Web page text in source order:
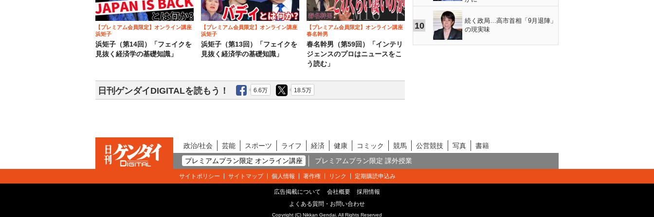
【プレミアム会員限定】オンライン講座
浜矩子
浜矩子（第14回）「フェイクを
見抜く経済学の基礎知識」
【プレミアム会員限定】オンライン講座
浜矩子
浜矩子（第13回）「フェイクを
見抜く経済学の基礎知識」
【プレミアム会員限定】オンライン講座
春名幹男
春名幹男（第59回）「インテリ
ジェンスのプロはニュースをこ
う読む」
日刊ゲンダイDIGITALを読もう！ 6.6万 18.5万
10
続く政局…高市首相「9月退陣」
の現実味
政治/社会 芸能 スポーツ ライフ 経済 健康 コミック 競馬 公営競技 写真
書籍
プレミアムプラン限定 オンライン講座
プレミアムプラン限定 課外授業
サイトポリシー サイトマップ 個人情報 著作権 リンク 定期購読申込み
広告掲載について 会社概要
採用情報
よくある質問・お問い合わせ
Copyright (C) Nikkan Gendai. All Rights Reserved